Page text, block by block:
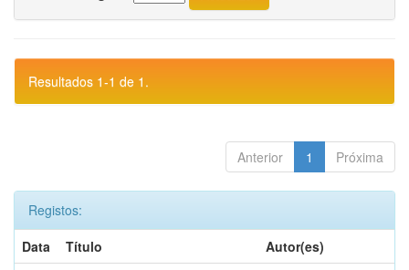
Resultados 1-1 de 1.
Anterior 1 Próxima
Registos:
Data
Título
Autor(es)